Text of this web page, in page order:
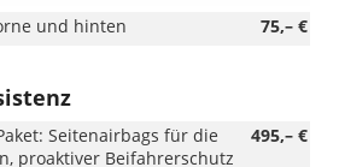
75,– €
und hinten
495,– €
Seitenairbags für die
proaktiver Beifahrerschutz